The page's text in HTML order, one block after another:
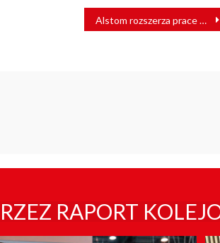
Alstom rozszerza prace w Rumunii
RAPORT